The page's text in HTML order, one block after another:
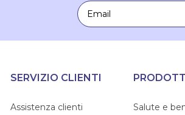
Email
SERVIZIO CLIENTI
Assistenza clienti
PRODOTTI
Salute e